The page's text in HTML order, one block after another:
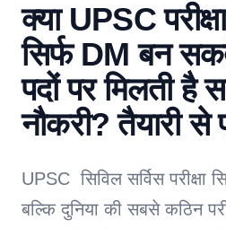
क्या UPSC
सिर्फ DM बन
पदों पर मिलती है
नौकरी? तैयारी
UPSC सिविल सर्विस परीक्षा
बल्कि दुनिया की सबसे कठिन